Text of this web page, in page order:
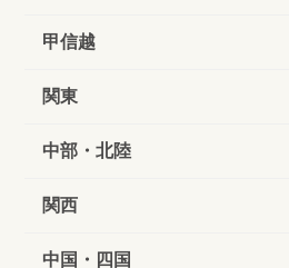
甲信越
関東
中部・北陸
関西
中国・四国